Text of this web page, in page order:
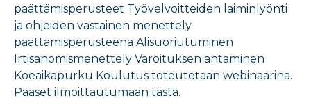
päättämisperusteet Työvelvoitteiden laiminlyönti
ja ohjeiden vastainen menettely
päättämisperusteena Alisuoriutuminen
Irtisanomismenettely Varoituksen antaminen
Koeaikapurku Koulutus toteutetaan webinaarina.
Pääset ilmoittautumaan tästä.